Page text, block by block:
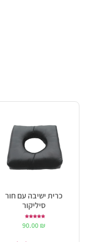
כרית ישיבה עם חור
סיליקור
5.00
90.00 ₪